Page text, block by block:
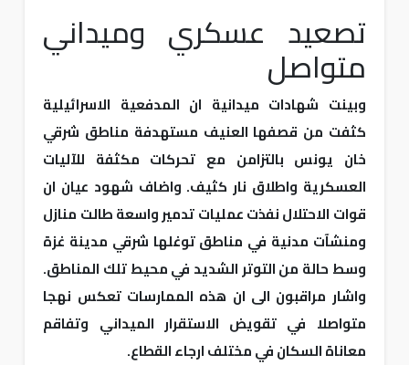
تصعيد عسكري وميداني
متواصل
وبينت شهادات ميدانية ان المدفعية الاسرائيلية
كثفت من قصفها العنيف مستهدفة مناطق شرقي
خان يونس بالتزامن مع تحركات مكثفة للآليات
العسكرية واطلاق نار كثيف. واضاف شهود عيان ان
قوات الاحتلال نفذت عمليات تدمير واسعة طالت منازل
ومنشآت مدنية في مناطق توغلها شرقي مدينة غزة
وسط حالة من التوتر الشديد في محيط تلك المناطق.
واشار مراقبون الى ان هذه الممارسات تعكس نهجا
متواصلا في تقويض الاستقرار الميداني وتفاقم
معاناة السكان في مختلف ارجاء القطاع.